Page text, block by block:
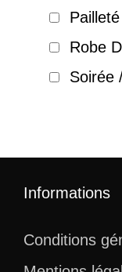
Pailleté
Robe
Soirée
Informations
Conditions